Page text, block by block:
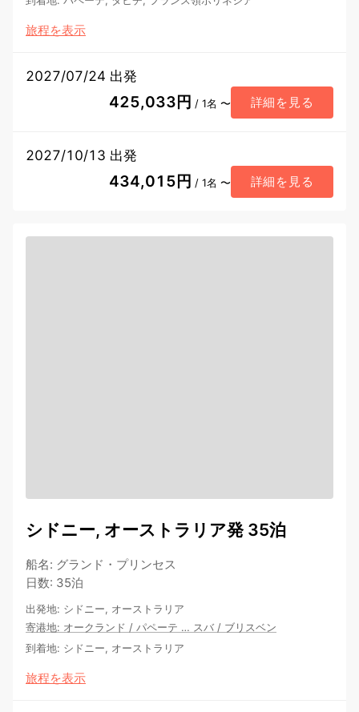
旅程を表示
2027/07/24 出発
425,033円 / 1名 〜 詳細を見る
2027/10/13 出発
434,015円 / 1名 〜 詳細を見る
シドニー, オーストラリア発 35泊
船名: グランド・プリンセス
日数: 35泊
出発地: シドニー, オーストラリア
寄港地: オークランド / パペーテ … スバ / ブリスベン
到着地: シドニー, オーストラリア
旅程を表示